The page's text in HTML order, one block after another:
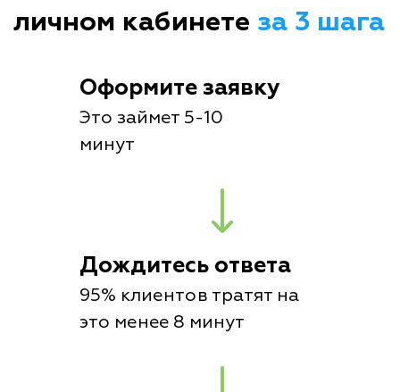
личном кабинете за 3 шага
Оформите заявку
Это займет 5-10
минут
Дождитесь ответа
95% клиентов тратят на
это менее 8 минут